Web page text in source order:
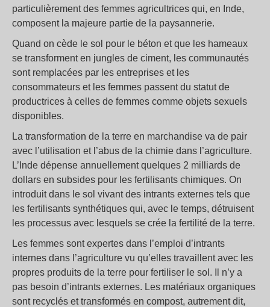
particulièrement des femmes agricultrices qui, en Inde,
composent la majeure partie de la paysannerie.
Quand on cède le sol pour le béton et que les hameaux
se transforment en jungles de ciment, les communautés
sont remplacées par les entreprises et les
consommateurs et les femmes passent du statut de
productrices à celles de femmes comme objets sexuels
disponibles.
La transformation de la terre en marchandise va de pair
avec l’utilisation et l’abus de la chimie dans l’agriculture.
L’Inde dépense annuellement quelques 2 milliards de
dollars en subsides pour les fertilisants chimiques. On
introduit dans le sol vivant des intrants externes tels que
les fertilisants synthétiques qui, avec le temps, détruisent
les processus avec lesquels se crée la fertilité de la terre.
Les femmes sont expertes dans l’emploi d’intrants
internes dans l’agriculture vu qu’elles travaillent avec les
propres produits de la terre pour fertiliser le sol. Il n’y a
pas besoin d’intrants externes. Les matériaux organiques
sont recyclés et transformés en compost, autrement dit,